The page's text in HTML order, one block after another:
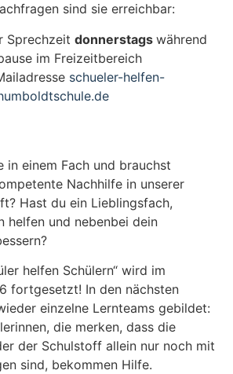
sind sie erreichbar:
Sprechzeit donnerstags während
im Freizeitbereich
schueler-helfen-
in einem Fach und brauchst
Nachhilfe in unserer
Hast du ein Lieblingsfach,
helfen und nebenbei dein
helfen Schülern“ wird im
fortgesetzt! In den nächsten
einzelne Lernteams gebildet:
die merken, dass die
der Schulstoff allein nur noch mit
sind, bekommen Hilfe.